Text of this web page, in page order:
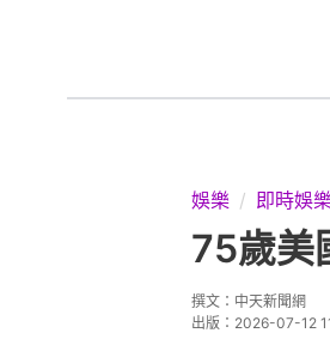
娛樂 即時娛
75歲美
撰文： 中天新聞網
出版： 2026-07-12